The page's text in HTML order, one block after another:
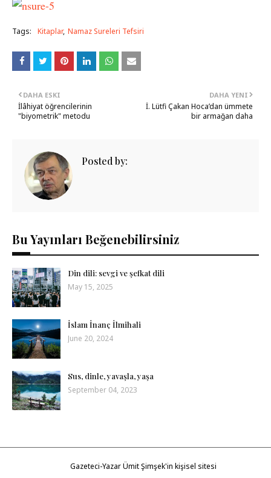
Tags: Kitaplar Namaz Sureleri Tefsiri
DAHA YENI
İ. Lütfi Çakan Hoca’dan ümmete
bir armağan daha
DAHA ESKI
İlâhiyat öğrencilerinin
"biyometrik" metodu
Posted by:
Bu Yayınları Beğenebilirsiniz
Din dili: sevgi ve şefkat dili
May 15, 2025
İslam İnanç İlmihali
June 20, 2024
Sus, dinle, yavaşla, yaşa
September 04, 2023
Gazeteci-Yazar Ümit Şimşek'in kişisel sitesi